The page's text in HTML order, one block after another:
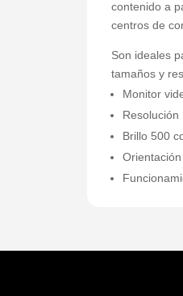
contenido a
centros de
Son ideales
tamaños y
Monitor
Resolución
Brillo 500